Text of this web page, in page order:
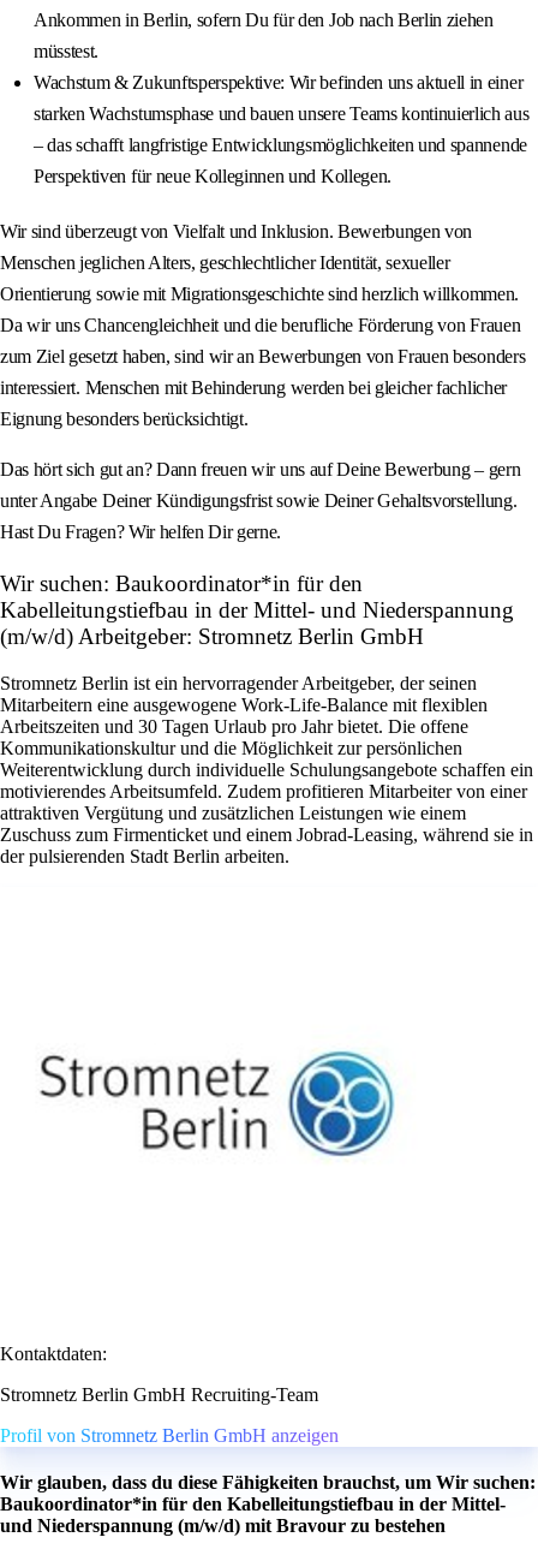
Ankommen in Berlin, sofern Du für den Job nach Berlin ziehen
müsstest.
Wachstum & Zukunftsperspektive: Wir befinden uns aktuell in einer
starken Wachstumsphase und bauen unsere Teams kontinuierlich aus
– das schafft langfristige Entwicklungsmöglichkeiten und spannende
Perspektiven für neue Kolleginnen und Kollegen.
Wir sind überzeugt von Vielfalt und Inklusion. Bewerbungen von
Menschen jeglichen Alters, geschlechtlicher Identität, sexueller
Orientierung sowie mit Migrationsgeschichte sind herzlich willkommen.
Da wir uns Chancengleichheit und die berufliche Förderung von Frauen
zum Ziel gesetzt haben, sind wir an Bewerbungen von Frauen besonders
interessiert. Menschen mit Behinderung werden bei gleicher fachlicher
Eignung besonders berücksichtigt.
Das hört sich gut an? Dann freuen wir uns auf Deine Bewerbung – gern
unter Angabe Deiner Kündigungsfrist sowie Deiner Gehaltsvorstellung.
Hast Du Fragen? Wir helfen Dir gerne.
Wir suchen: Baukoordinator*in für den
Kabelleitungstiefbau in der Mittel- und Niederspannung
(m/w/d) Arbeitgeber: Stromnetz Berlin GmbH
Stromnetz Berlin ist ein hervorragender Arbeitgeber, der seinen
Mitarbeitern eine ausgewogene Work-Life-Balance mit flexiblen
Arbeitszeiten und 30 Tagen Urlaub pro Jahr bietet. Die offene
Kommunikationskultur und die Möglichkeit zur persönlichen
Weiterentwicklung durch individuelle Schulungsangebote schaffen ein
motivierendes Arbeitsumfeld. Zudem profitieren Mitarbeiter von einer
attraktiven Vergütung und zusätzlichen Leistungen wie einem
Zuschuss zum Firmenticket und einem Jobrad-Leasing, während sie in
der pulsierenden Stadt Berlin arbeiten.
Kontaktdaten:
Stromnetz Berlin GmbH Recruiting-Team
Profil von Stromnetz Berlin GmbH anzeigen
Wir glauben, dass du diese Fähigkeiten brauchst, um Wir suchen:
Baukoordinator*in für den Kabelleitungstiefbau in der Mittel-
und Niederspannung (m/w/d) mit Bravour zu bestehen